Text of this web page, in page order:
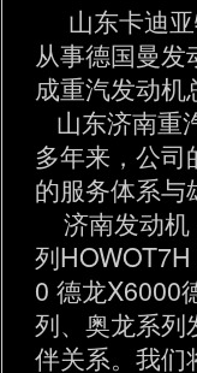
山东卡迪
从事德国曼
成重汽发动机
山东济南重
多年来，公
的服务体系
济南发动机
列
0 德龙X6000
列、奥龙系列
伴关系。我们